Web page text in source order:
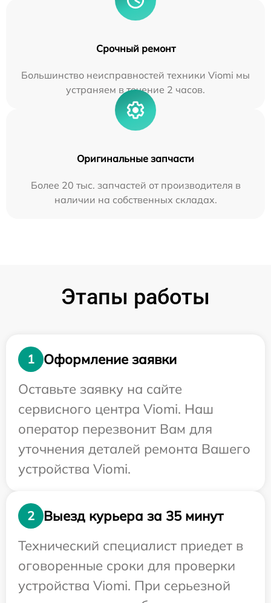
Срочный ремонт
Большинство неисправностей техники Viomi мы
устраняем в течение 2 часов.
Оригинальные запчасти
Более 20 тыс. запчастей от производителя в
наличии на собственных складах.
Этапы работы
1
Оформление заявки
Оставьте заявку на сайте
сервисного центра Viomi. Наш
оператор перезвонит Вам для
уточнения деталей ремонта Вашего
устройства Viomi.
2
Выезд курьера за 35 минут
Технический специалист приедет в
оговоренные сроки для проверки
устройства Viomi. При серьезной